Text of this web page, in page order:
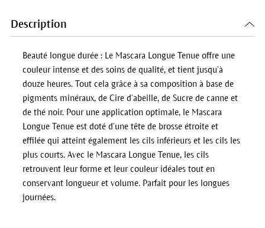
Description
Beauté longue durée : Le Mascara Longue Tenueoffre une
couleur intense et des soins de qualité, et tient jusqu’à
douze heures. Tout cela grâce à sa composition à base de
pigments minéraux, de Cire d’abeille, de Sucre de canne et
de thé noir. Pour une application optimale, le Mascara
Longue Tenueest doté d’une tête de brosse étroite et
effilée qui atteint également les cils inférieurs et les cils les
plus courts. Avec le Mascara Longue Tenue, les cils
retrouvent leur forme et leur couleur idéales tout en
conservant longueur et volume. Parfait pour les longues
journées.